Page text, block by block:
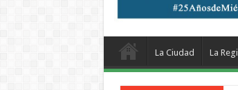
La Ciudad La